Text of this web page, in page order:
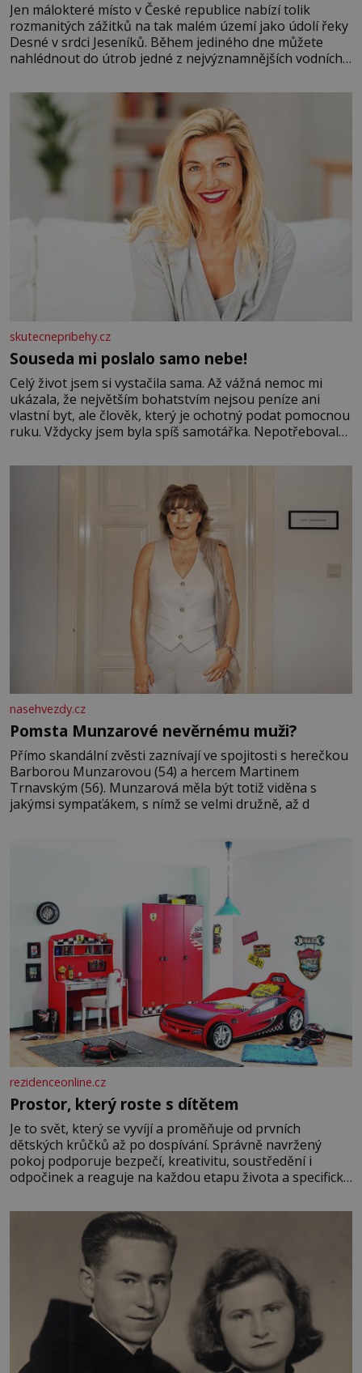
Jen málokteré místo v České republice nabízí tolik
rozmanitých zážitků na tak malém území jako údolí řeky
Desné v srdci Jeseníků. Během jediného dne můžete
nahlédnout do útrob jedné z nejvýznamnějších vodních
se na koloběžce a den zakončit poznáváním památek ve
Velkých Losinách nebo v termálním
skutecnepribehy.cz
Souseda mi poslalo samo nebe!
Celý život jsem si vystačila sama. Až vážná nemoc mi
ukázala, že největším bohatstvím nejsou peníze ani
vlastní byt, ale člověk, který je ochotný podat pomocnou
ruku. Vždycky jsem byla spíš samotářka. Nepotřebovala
mi knihy, práce a hlavně klid. Hned po studiích jsem
nasehvezdy.cz
Pomsta Munzarové nevěrnému muži?
Přímo skandální zvěsti zaznívají ve spojitosti s herečkou
Barborou Munzarovou (54) a hercem Martinem
Trnavským (56). Munzarová měla být totiž viděna s
jakýmsi sympaťákem, s nímž se velmi družně, až d
rezidenceonline.cz
Prostor, který roste s dítětem
Je to svět, který se vyvíjí a proměňuje od prvních
dětských krůčků až po dospívání. Správně navržený
pokoj podporuje bezpečí, kreativitu, soustředění i
odpočinek a reaguje na každou etapu života a specifické
měkkost a bezpečí, proto by pokoj miminka měl působit
především klidně a útulně. Předškolní věk je